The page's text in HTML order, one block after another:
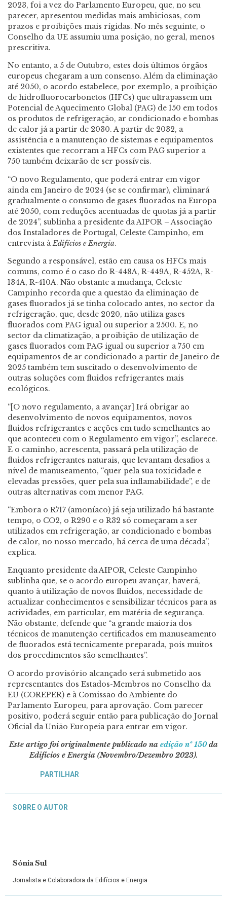
2023, foi a vez do Parlamento Europeu, que, no seu
parecer, apresentou medidas mais ambiciosas, com
prazos e proibições mais rígidas. No mês seguinte, o
Conselho da UE assumiu uma posição, no geral, menos
prescritiva.
No entanto, a 5 de Outubro, estes dois últimos órgãos
europeus chegaram a um consenso. Além da eliminação
até 2050, o acordo estabelece, por exemplo, a proibição
de hidrofluorocarbonetos (HFCs) que ultrapassem um
Potencial de Aquecimento Global (PAG) de 150 em todos
os produtos de refrigeração, ar condicionado e bombas
de calor já a partir de 2030. A partir de 2032, a
assistência e a manutenção de sistemas e equipamentos
existentes que recorram a HFCs com PAG superior a
750 também deixarão de ser possíveis.
“O novo Regulamento, que poderá entrar em vigor
ainda em Janeiro de 2024 (se se confirmar), eliminará
gradualmente o consumo de gases fluorados na Europa
até 2050, com reduções acentuadas de quotas já a partir
de 2024”, sublinha a presidente da AIPOR – Associação
dos Instaladores de Portugal, Celeste Campinho, em
entrevista àEdifícios e Energia.
Segundo a responsável, estão em causa os HFCs mais
comuns, como é o caso do R-448A, R-449A, R-452A, R-
134A, R-410A. Não obstante a mudança, Celeste
Campinho recorda que a questão da eliminação de
gases fluorados já se tinha colocado antes, no sector da
refrigeração, que, desde 2020, não utiliza gases
fluorados com PAG igual ou superior a 2500. E, no
sector da climatização, a proibição de utilização de
gases fluorados com PAG igual ou superior a 750 em
equipamentos de ar condicionado a partir de Janeiro de
2025 também tem suscitado o desenvolvimento de
outras soluções com fluidos refrigerantes mais
ecológicos.
“[O novo regulamento, a avançar] Irá obrigar ao
desenvolvimento de novos equipamentos, novos
fluidos refrigerantes e acções em tudo semelhantes ao
que aconteceu com o Regulamento em vigor”, esclarece.
E o caminho, acrescenta, passará pela utilização de
fluidos refrigerantes naturais, que levantam desafios a
nível de manuseamento, “quer pela sua toxicidade e
elevadas pressões, quer pela sua inflamabilidade”, e de
outras alternativas com menor PAG.
“Embora o R717 (amoníaco) já seja utilizado há bastante
tempo, o CO2, o R290 e o R32 só começaram a ser
utilizados em refrigeração, ar condicionado e bombas
de calor, no nosso mercado, há cerca de uma década”,
explica.
Enquanto presidente da AIPOR, Celeste Campinho
sublinha que, se o acordo europeu avançar, haverá,
quanto à utilização de novos fluidos, necessidade de
actualizar conhecimentos e sensibilizar técnicos para as
actividades, em particular, em matéria de segurança.
Não obstante, defende que “a grande maioria dos
técnicos de manutenção certificados em manuseamento
de fluorados está tecnicamente preparada, pois muitos
dos procedimentos são semelhantes”.
O acordo provisório alcançado será submetido aos
representantes dos Estados-Membros no Conselho da
EU (COREPER) e à Comissão do Ambiente do
Parlamento Europeu, para aprovação. Com parecer
positivo, poderá seguir então para publicação do Jornal
Oficial da União Europeia para entrar em vigor.
Este artigo foi originalmente publicado na edição nº 150da
Edifícios e Energia (Novembro/Dezembro 2023).
PARTILHAR
SOBRE O AUTOR
Sónia Sul
Jornalista e Colaboradora da Edifícios e Energia